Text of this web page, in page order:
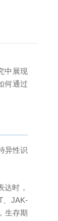
中展现
何通过
异性识
达时，
、JAK-
生存期